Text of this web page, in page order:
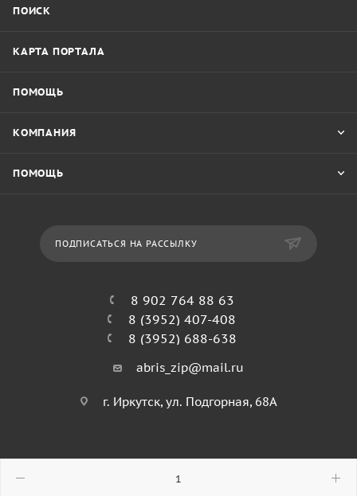
ПОИСК
КАРТА ПОРТАЛА
ПОМОЩЬ
КОМПАНИЯ
ПОМОЩЬ
ПОДПИСАТЬСЯ НА РАССЫЛКУ
8 902 764 88 63
8 (3952) 407-408
8 (3952) 688-638
abris_zip@mail.ru
г. Иркутск, ул. Подгорная, 68А
© 2026 Абрис